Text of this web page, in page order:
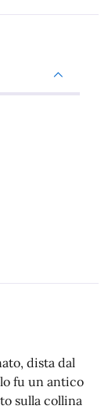
dista dal
fu un antico
sulla collina